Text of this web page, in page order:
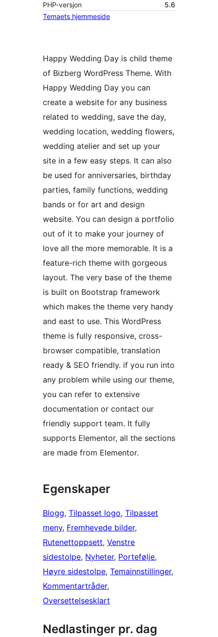
PHP-versjon
5.6
Temaets hjemmeside
Happy Wedding Day is child theme
of Bizberg WordPress Theme. With
Happy Wedding Day you can
create a website for any business
related to wedding, save the day,
wedding location, wedding flowers,
wedding atelier and set up your
site in a few easy steps. It can also
be used for anniversaries, birthday
parties, family functions, wedding
bands or for art and design
website. You can design a portfolio
out of it to make your journey of
love all the more memorable. It is a
feature-rich theme with gorgeous
layout. The very base of the theme
is built on Bootstrap framework
which makes the theme very handy
and east to use. This WordPress
theme is fully responsive, cross-
browser compatible, translation
ready & SEO friendly. if you run into
any problem while using our theme,
you can refer to extensive
documentation or contact our
friendly support team. It fully
supports Elementor, all the sections
are made from Elementor.
Egenskaper
Blogg, Tilpasset logo, Tilpasset
meny, Fremhevede bilder
Rutenettoppsett, Venstre
sidestolpe, Nyheter, Portefølje
Høyre sidestolpe, Temainnstillinger
Kommentartråder
Oversettelsesklart
Nedlastinger pr. dag